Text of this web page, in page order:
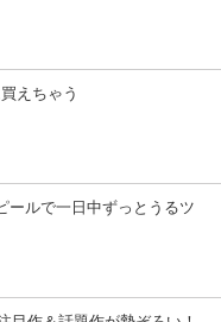
えちゃう
ールで一日中ずっとうるツ